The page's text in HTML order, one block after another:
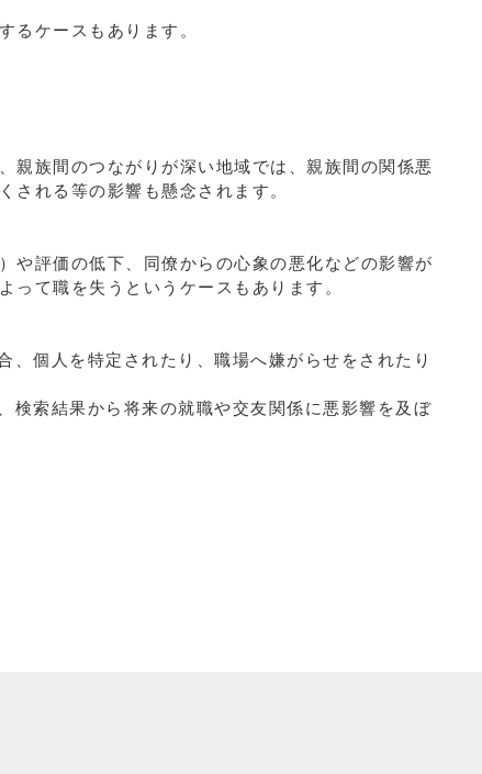
るケースもあります。
親族間のつながりが深い地域では、親族間の関係悪
される等の影響も懸念されます。
や評価の低下、同僚からの心象の悪化などの影響が
て職を失うというケースもあります。
、個人を特定されたり、職場へ嫌がらせをされたり
検索結果から将来の就職や交友関係に悪影響を及ぼ